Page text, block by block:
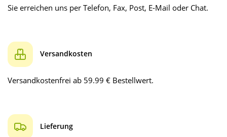
Sie erreichen uns per Telefon, Fax, Post, E-Mail oder Chat.
Versandkosten
Versandkostenfrei ab 59.99 € Bestellwert.
Lieferung